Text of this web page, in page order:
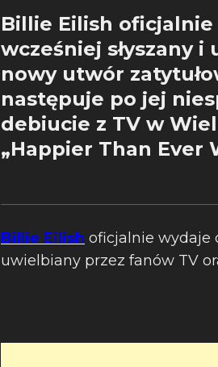
Billie Eilish oficjalnie
wcześniej słyszany
nowy utwór
następuje po jej
debiucie z TV w
„Happier Than Ever
Billie Eilish oficjalnie wydaje
uwielbiany przez fanów TV